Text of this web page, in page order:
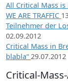
All Critical Mass is
WE ARE TRAFFIC
Teilnehmer der
02.09.2012
Critical Mass in
blabla“ 29.07.2012
Critical-